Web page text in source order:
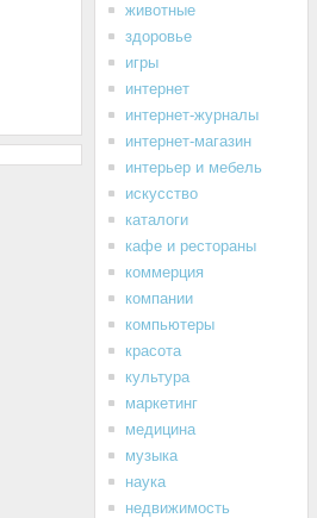
животные
здоровье
игры
интернет
интернет-журналы
интернет-магазин
интерьер и мебель
искусство
каталоги
кафе и рестораны
коммерция
компании
компьютеры
красота
культура
маркетинг
медицина
музыка
наука
недвижимость